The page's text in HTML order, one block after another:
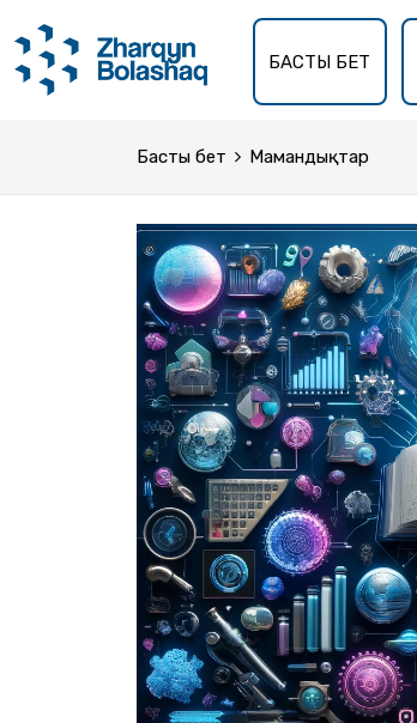
БАСТЫ БЕТ
Басты бет Мамандықтар